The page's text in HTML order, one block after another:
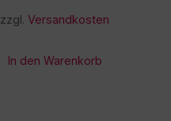
zzgl.Versandkosten
In den Warenkorb